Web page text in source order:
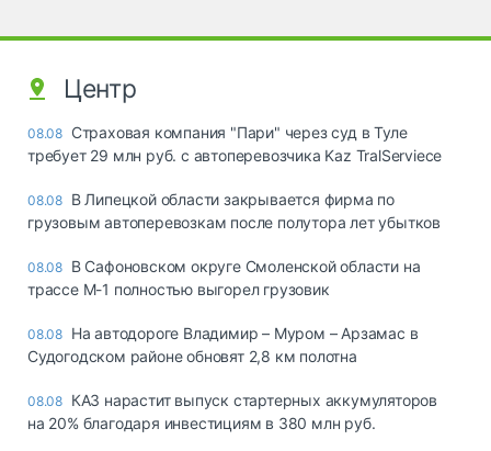
Центр
08.08 Страховая компания "Пари" через суд в Туле
требует 29 млн руб. с автоперевозчика Kaz TralServiece
08.08 В Липецкой области закрывается фирма по
грузовым автоперевозкам после полутора лет убытков
08.08 В Сафоновском округе Смоленской области на
трассе М-1 полностью выгорел грузовик
08.08 На автодороге Владимир – Муром – Арзамас в
Судогодском районе обновят 2,8 км полотна
08.08 КАЗ нарастит выпуск стартерных аккумуляторов
на 20% благодаря инвестициям в 380 млн руб.